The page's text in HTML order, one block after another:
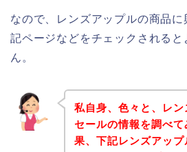
なので、レンズアップルの商品
記ページなどをチェックされる
ん。
私自身、色々と、レ
セールの情報を調べ
果、下記レンズアップ